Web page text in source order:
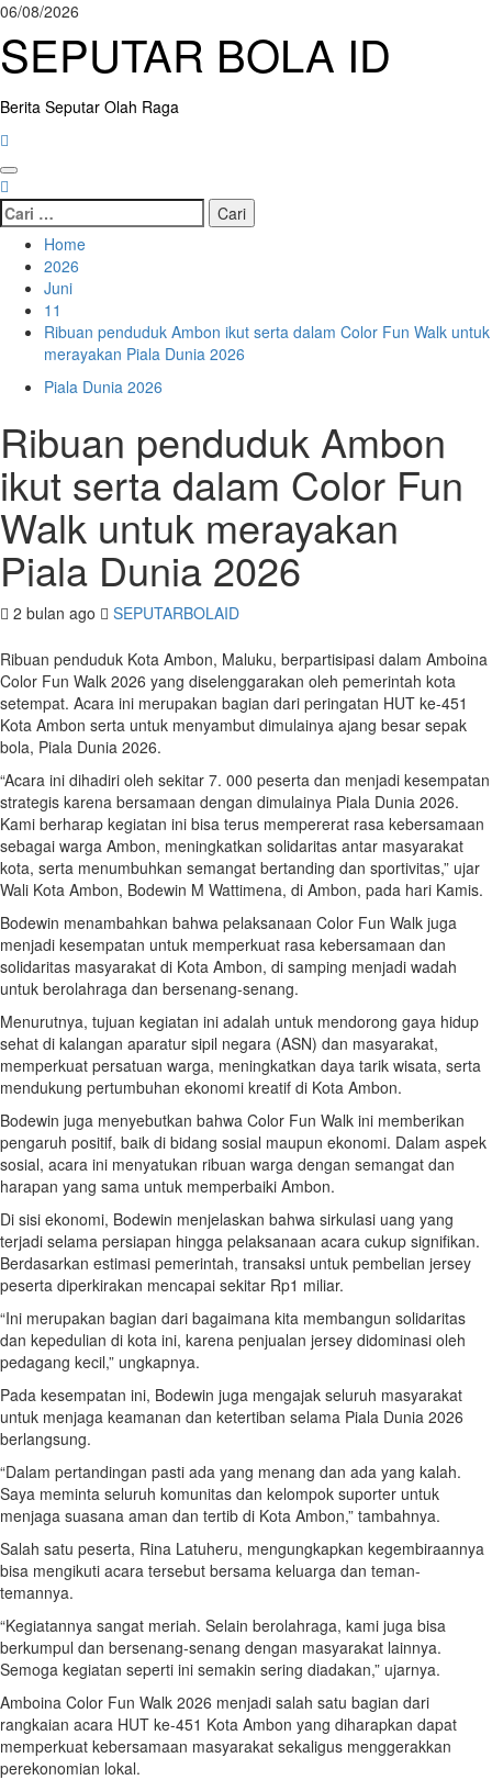
Skip
content
06/08/2026
SEPUTAR BOLA ID
Berita Seputar Olah Raga
Primary
Menu
Cari
untuk:
Home
2026
Juni
11
Ribuan penduduk Ambon ikut serta dalam Color Fun Walk untuk
merayakan Piala Dunia 2026
Piala Dunia 2026
Ribuan penduduk Ambon
ikut serta dalam Color Fun
Walk untuk merayakan
Piala Dunia 2026
2 bulan ago SEPUTARBOLAID
Ribuan penduduk Kota Ambon, Maluku, berpartisipasi dalam Amboina
Color Fun Walk 2026 yang diselenggarakan oleh pemerintah kota
setempat. Acara ini merupakan bagian dari peringatan HUT ke-451
Kota Ambon serta untuk menyambut dimulainya ajang besar sepak
bola, Piala Dunia 2026.
“Acara ini dihadiri oleh sekitar 7. 000 peserta dan menjadi kesempatan
strategis karena bersamaan dengan dimulainya Piala Dunia 2026.
Kami berharap kegiatan ini bisa terus mempererat rasa kebersamaan
sebagai warga Ambon, meningkatkan solidaritas antar masyarakat
kota, serta menumbuhkan semangat bertanding dan sportivitas,” ujar
Wali Kota Ambon, Bodewin M Wattimena, di Ambon, pada hari Kamis.
Bodewin menambahkan bahwa pelaksanaan Color Fun Walk juga
menjadi kesempatan untuk memperkuat rasa kebersamaan dan
solidaritas masyarakat di Kota Ambon, di samping menjadi wadah
untuk berolahraga dan bersenang-senang.
Menurutnya, tujuan kegiatan ini adalah untuk mendorong gaya hidup
sehat di kalangan aparatur sipil negara (ASN) dan masyarakat,
memperkuat persatuan warga, meningkatkan daya tarik wisata, serta
mendukung pertumbuhan ekonomi kreatif di Kota Ambon.
Bodewin juga menyebutkan bahwa Color Fun Walk ini memberikan
pengaruh positif, baik di bidang sosial maupun ekonomi. Dalam aspek
sosial, acara ini menyatukan ribuan warga dengan semangat dan
harapan yang sama untuk memperbaiki Ambon.
Di sisi ekonomi, Bodewin menjelaskan bahwa sirkulasi uang yang
terjadi selama persiapan hingga pelaksanaan acara cukup signifikan.
Berdasarkan estimasi pemerintah, transaksi untuk pembelian jersey
peserta diperkirakan mencapai sekitar Rp1 miliar.
“Ini merupakan bagian dari bagaimana kita membangun solidaritas
dan kepedulian di kota ini, karena penjualan jersey didominasi oleh
pedagang kecil,” ungkapnya.
Pada kesempatan ini, Bodewin juga mengajak seluruh masyarakat
untuk menjaga keamanan dan ketertiban selama Piala Dunia 2026
berlangsung.
“Dalam pertandingan pasti ada yang menang dan ada yang kalah.
Saya meminta seluruh komunitas dan kelompok suporter untuk
menjaga suasana aman dan tertib di Kota Ambon,” tambahnya.
Salah satu peserta, Rina Latuheru, mengungkapkan kegembiraannya
bisa mengikuti acara tersebut bersama keluarga dan teman-
temannya.
“Kegiatannya sangat meriah. Selain berolahraga, kami juga bisa
berkumpul dan bersenang-senang dengan masyarakat lainnya.
Semoga kegiatan seperti ini semakin sering diadakan,” ujarnya.
Amboina Color Fun Walk 2026 menjadi salah satu bagian dari
rangkaian acara HUT ke-451 Kota Ambon yang diharapkan dapat
memperkuat kebersamaan masyarakat sekaligus menggerakkan
perekonomian lokal.